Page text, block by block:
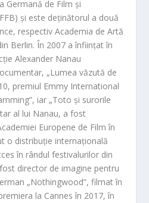
Germană de Film și
și este deținătorul a două
respectiv Academia de Artă
Berlin. În 2007 a înființat în
Alexander Nanau
„Lumea văzută de
premiul Emmy International
iar „Toto și surorile
al lui Nanau, a fost
Europene de Film în
o distribuție internațională
în rândul festivalurilor din
director de imagine pentru
„Nothingwood”, filmat în
la Cannes în 2017, în